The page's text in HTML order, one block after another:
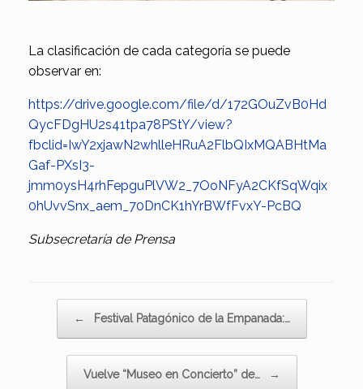
La clasificación de cada categoría se puede
observar en:
https://drive.google.com/file/d/172GOuZvB0Hd
QycFDgHU2s41tpa78PStY/view?
fbclid=IwY2xjawN2whlleHRuA2FlbQIxMQABHtMa
Gaf-PXsI3-
jmm0ysH4rhFepguPlVW2_7OoNFyA2CKfSqWqix
0hUvvSnx_aem_70DnCK1hYrBWfFvxY-PcBQ
Subsecretaría de Prensa
← Festival Patagónico de la Empanada:…
Vuelve “Museo en Concierto” de… →